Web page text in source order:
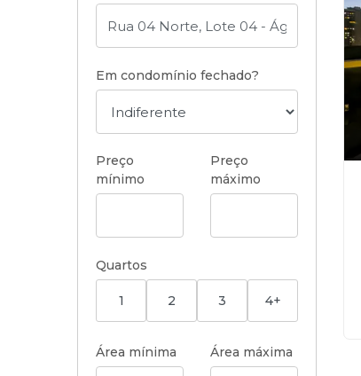
Em condomínio fechado?
Preço
mínimo
Preço
máximo
Quartos
1 2 3 4+
Área mínima Área máxima